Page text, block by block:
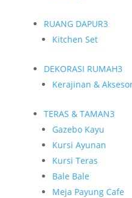
RUANG DAPUR3
Kitchen Set
DEKORASI RUMAH3
Kerajinan &
TERAS & TAMAN3
Gazebo Kayu
Kursi Ayunan
Kursi Teras
Bale Bale
Meja Payung Cafe